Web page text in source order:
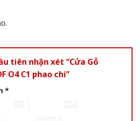
tiên nhận xét “Cửa Gỗ
O4 C1 phao chi”
*